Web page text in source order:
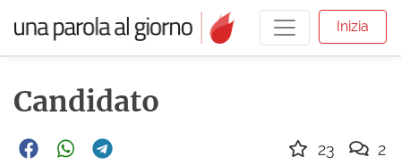
Inizia
Candidato
23 2